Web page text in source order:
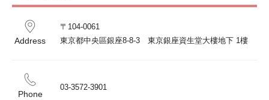
Address
〒104-0061
東京都中央區銀座8-8-3　東京銀座資生堂大樓地下 1樓
Phone
03-3572-3901